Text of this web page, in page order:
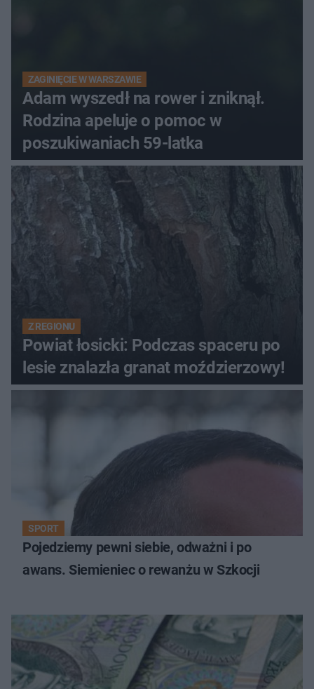
ZAGINIĘCIE W WARSZAWIE
Adam wyszedł na rower i zniknął.
Rodzina apeluje o pomoc w
poszukiwaniach 59-latka
Z REGIONU
Powiat łosicki: Podczas spaceru po
lesie znalazła granat moździerzowy!
SPORT
Pojedziemy pewni siebie, odważni i po
awans. Siemieniec o rewanżu w Szkocji